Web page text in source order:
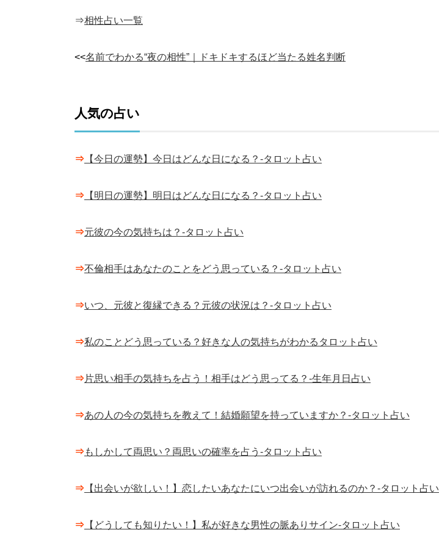
⇒相性占い一覧
<<名前でわかる“夜の相性”｜ドキドキするほど当たる姓名判断
人気の占い
⇒ 【今日の運勢】今日はどんな日になる？-タロット占い
⇒ 【明日の運勢】明日はどんな日になる？-タロット占い
⇒元彼の今の気持ちは？-タロット占い
⇒不倫相手はあなたのことをどう思っている？-タロット占い
⇒いつ、元彼と復縁できる？元彼の状況は？-タロット占い
⇒私のことどう思っている？好きな人の気持ちがわかるタロット占い
⇒片思い相手の気持ちを占う！相手はどう思ってる？-生年月日占い
⇒あの人の今の気持ちを教えて！結婚願望を持っていますか？-タロット占い
⇒もしかして両思い？両思いの確率を占う-タロット占い
⇒ 【出会いが欲しい！】恋したいあなたにいつ出会いが訪れるのか？-タロット占い
⇒ 【どうしても知りたい！】私が好きな男性の脈ありサイン-タロット占い